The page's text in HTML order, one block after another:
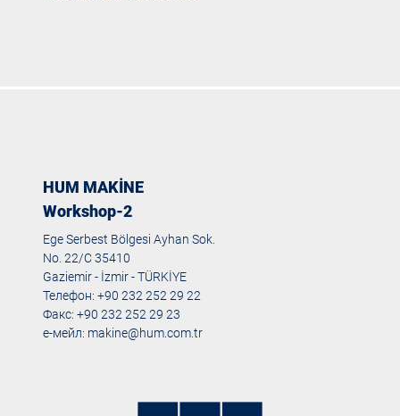
HUM MAKİNE
Workshop-2
Ege Serbest Bölgesi Ayhan Sok.
No. 22/C 35410
Gaziemir - İzmir - TÜRKİYE
Телефон: +90 232 252 29 22
Факс: +90 232 252 29 23
е-мейл: makine@hum.com.tr